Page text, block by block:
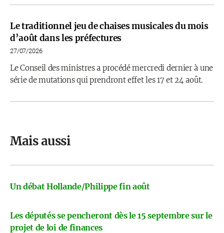
Le traditionnel jeu de chaises musicales du mois
d’août dans les préfectures
27/07/2026
Le Conseil des ministres a procédé mercredi dernier à une
série de mutations qui prendront effet les 17 et 24 août.
Mais aussi
Un débat Hollande/Philippe fin août
Les députés se pencheront dès le 15 septembre sur le
projet de loi de finances